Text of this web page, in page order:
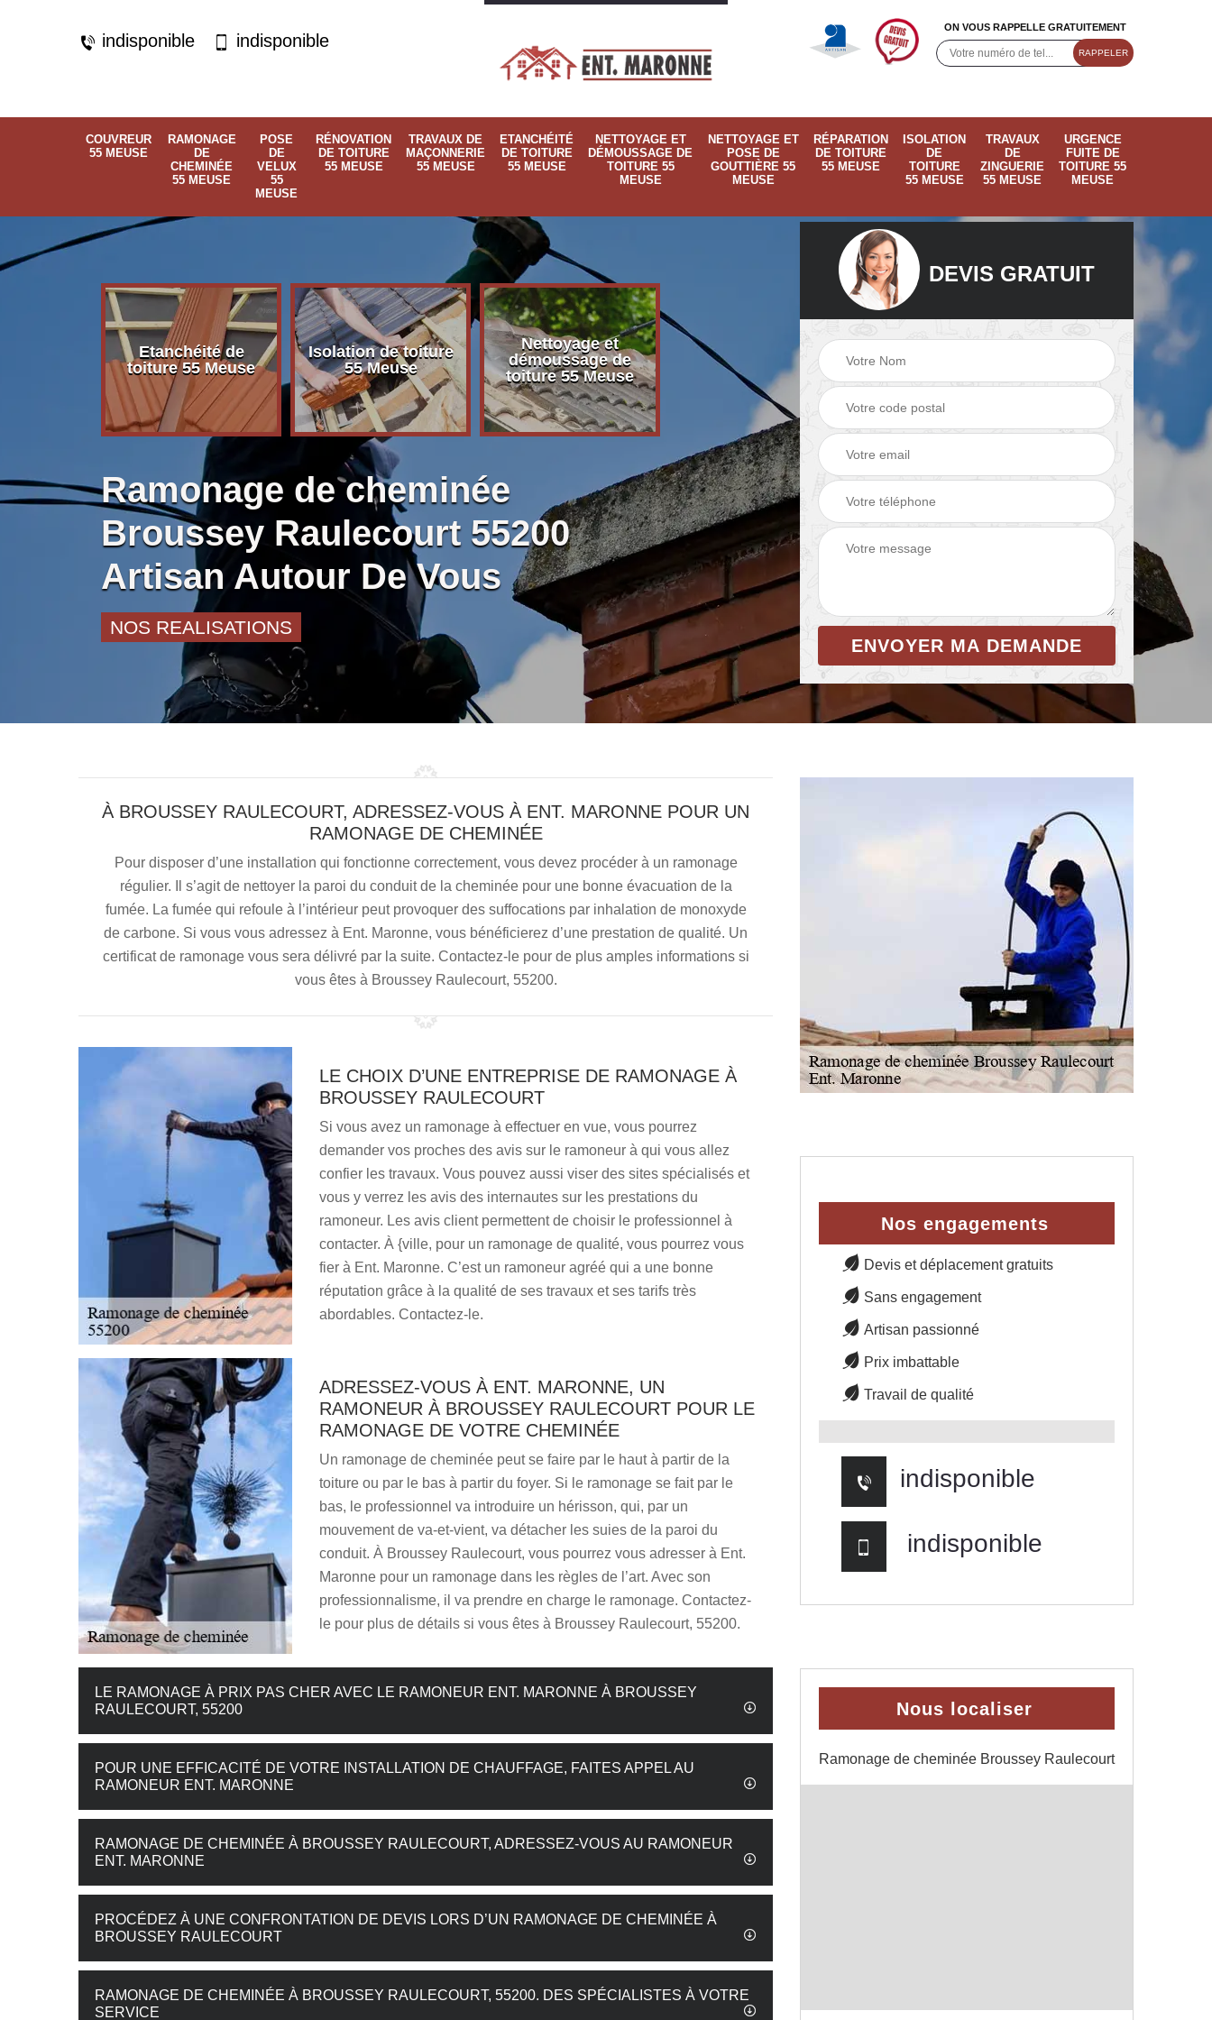
indisponible indisponible
ON VOUS RAPPELLE GRATUITEMENT
COUVREUR
55 MEUSE
RAMONAGE
DE
CHEMINÉE
55 MEUSE
POSE
DE
VELUX
55
MEUSE
RÉNOVATION
DE TOITURE
55 MEUSE
TRAVAUX DE
MAÇONNERIE
55 MEUSE
ETANCHÉITÉ
DE TOITURE
55 MEUSE
NETTOYAGE ET
DÉMOUSSAGE DE
TOITURE 55
MEUSE
NETTOYAGE ET
POSE DE
GOUTTIÈRE 55
MEUSE
RÉPARATION
DE TOITURE
55 MEUSE
ISOLATION
DE
TOITURE
55 MEUSE
TRAVAUX
DE
ZINGUERIE
55 MEUSE
URGENCE
FUITE DE
TOITURE 55
MEUSE
Etanchéité de
toiture 55 Meuse
Isolation de toiture
55 Meuse
Nettoyage et
démoussage de
toiture 55 Meuse
Nettoyage et pose
de gouttière 55
Meuse
Ramonage de
cheminée 55
Ramonage de cheminée
Broussey Raulecourt 55200
Artisan Autour De Vous
NOS REALISATIONS
DEVIS GRATUIT
À BROUSSEY RAULECOURT, ADRESSEZ-VOUS À ENT. MARONNE POUR UN
RAMONAGE DE CHEMINÉE
Pour disposer d’une installation qui fonctionne correctement, vous devez procéder à un ramonage
régulier. Il s’agit de nettoyer la paroi du conduit de la cheminée pour une bonne évacuation de la
fumée. La fumée qui refoule à l’intérieur peut provoquer des suffocations par inhalation de monoxyde
de carbone. Si vous vous adressez à Ent. Maronne, vous bénéficierez d’une prestation de qualité. Un
certificat de ramonage vous sera délivré par la suite. Contactez-le pour de plus amples informations si
vous êtes à Broussey Raulecourt, 55200.
LE CHOIX D’UNE ENTREPRISE DE RAMONAGE À
BROUSSEY RAULECOURT
Si vous avez un ramonage à effectuer en vue, vous pourrez
demander vos proches des avis sur le ramoneur à qui vous allez
confier les travaux. Vous pouvez aussi viser des sites spécialisés et
vous y verrez les avis des internautes sur les prestations du
ramoneur. Les avis client permettent de choisir le professionnel à
contacter. À {ville, pour un ramonage de qualité, vous pourrez vous
fier à Ent. Maronne. C’est un ramoneur agréé qui a une bonne
réputation grâce à la qualité de ses travaux et ses tarifs très
abordables. Contactez-le.
ADRESSEZ-VOUS À ENT. MARONNE, UN
RAMONEUR À BROUSSEY RAULECOURT POUR LE
RAMONAGE DE VOTRE CHEMINÉE
Un ramonage de cheminée peut se faire par le haut à partir de la
toiture ou par le bas à partir du foyer. Si le ramonage se fait par le
bas, le professionnel va introduire un hérisson, qui, par un
mouvement de va-et-vient, va détacher les suies de la paroi du
conduit. À Broussey Raulecourt, vous pourrez vous adresser à Ent.
Maronne pour un ramonage dans les règles de l’art. Avec son
professionnalisme, il va prendre en charge le ramonage. Contactez-
le pour plus de détails si vous êtes à Broussey Raulecourt, 55200.
LE RAMONAGE À PRIX PAS CHER AVEC LE RAMONEUR ENT. MARONNE À BROUSSEY
RAULECOURT, 55200
POUR UNE EFFICACITÉ DE VOTRE INSTALLATION DE CHAUFFAGE, FAITES APPEL AU
RAMONEUR ENT. MARONNE
RAMONAGE DE CHEMINÉE À BROUSSEY RAULECOURT, ADRESSEZ-VOUS AU RAMONEUR
ENT. MARONNE
PROCÉDEZ À UNE CONFRONTATION DE DEVIS LORS D’UN RAMONAGE DE CHEMINÉE À
BROUSSEY RAULECOURT
RAMONAGE DE CHEMINÉE À BROUSSEY RAULECOURT, 55200. DES SPÉCIALISTES À VOTRE
SERVICE
Nos engagements
Devis et déplacement gratuits
Sans engagement
Artisan passionné
Prix imbattable
Travail de qualité
indisponible
indisponible
Nous localiser
Ramonage de cheminée Broussey Raulecourt